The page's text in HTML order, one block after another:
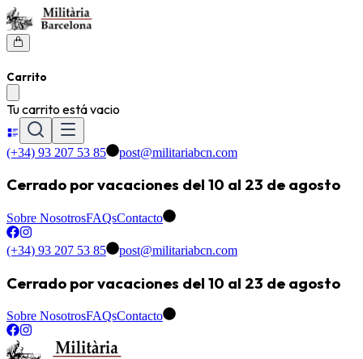
Carrito
Tu carrito está vacio
(+34) 93 207 53 85 post@militariabcn.com
Cerrado por vacaciones del 10 al 23 de agosto
Sobre NosotrosFAQsContacto
(+34) 93 207 53 85 post@militariabcn.com
Cerrado por vacaciones del 10 al 23 de agosto
Sobre NosotrosFAQsContacto